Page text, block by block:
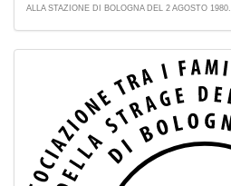
ALLA STAZIONE DI BOLOGNA DEL 2 AGOSTO 1980.